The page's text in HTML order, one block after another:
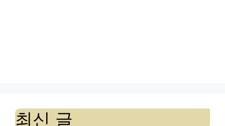
최신 글